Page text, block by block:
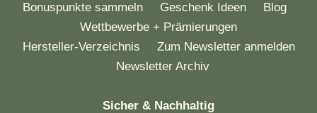
Bonuspunkte sammeln Geschenk Ideen
Blog
Wettbewerbe + Prämierungen
Hersteller-Verzeichnis
Zum Newsletter anmelden
Newsletter Archiv
Sicher & Nachhaltig